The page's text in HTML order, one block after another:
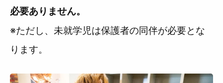
必要ありません。
※ただし、未就学児は保護者の同伴が必要とな
ります。